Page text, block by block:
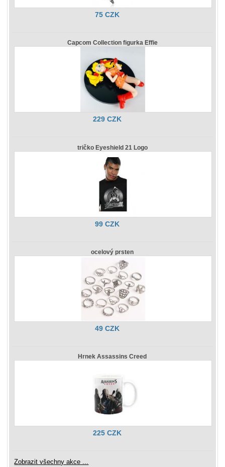
75 CZK
Capcom Collection figurka Effie
229 CZK
tričko Eyeshield 21 Logo
99 CZK
ocelový prsten
49 CZK
Hrnek Assassins Creed
225 CZK
Zobrazit všechny akce ...